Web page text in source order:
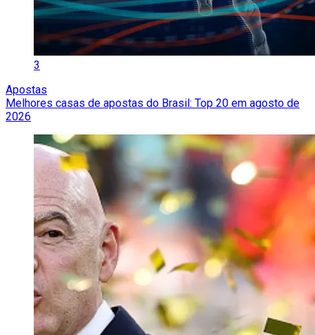
3
Apostas
Melhores casas de apostas do Brasil: Top 20 em agosto de
2026